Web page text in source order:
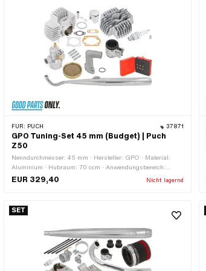
FÜR: PUCH 37871
GPO Tuning-Set 45 mm (Budget) | Puch
Z50
Nenndurchmesser: 45 mm · Hersteller: GPO · Material:
Aluminium · Hubraum: 70 ccm · Anwendungsbereich:
Tuning
EUR 329,40 Nicht lagernd
SET